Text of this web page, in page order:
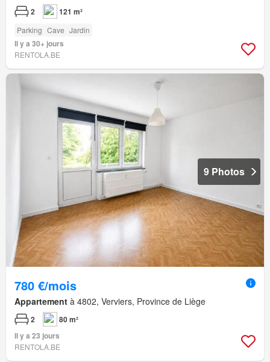
2 121 m²
Parking Cave Jardin
Il y a 30+ jours
RENTOLA.BE
9 Photos
780 €/mois
Appartement à 4802, Verviers, Province de Liège
2
80 m²
Il y a 23 jours
RENTOLA.BE